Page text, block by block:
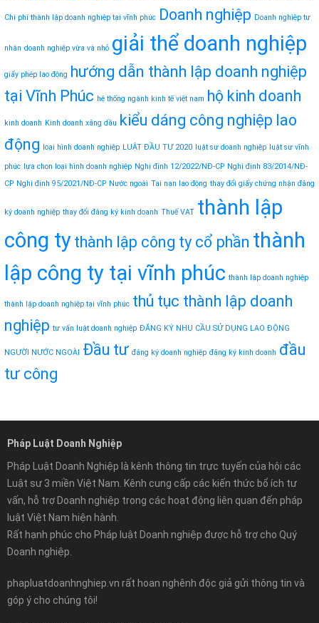
Chi phí thành lập doanh nghiệp tại vĩnh phúc Doanh nghiệp Doanh nghiệp tư
nhân doanh nghiệp vừa và nhỏ giải thể doanh nghiệp
giấy phép lao động hướng dẫn thành lập doanh nghiệp
tại Vĩnh Phúc hệ thống ngành kinh tế việt nam hộ kinh doanh
kinh doanh Kinh doanh xăng dầu kiểu dáng công nghiệp lao
động loại hình doanh nghiệp LUẬT ĐẦU TƯ 2020 luật sư doanh nghiệp luật sư vĩnh
phúc lựa chọn loại hình doanh nghiệp Nghị định 12/2022/NĐ-CP Nghị định 83/2014/NĐ-
CP Nghị định 95/2021/NĐ-CP Nước ngoài Tai nạn lao động thay đổi giấy chứng nhận đăng
ký doanh nghiệp thay đổi đăng ký kinh doanh Thuế VAT thành lập
công ty thành lập công ty cổ phần thành
lập công ty tại vĩnh phúc thành lập doanh nghiệp
thành lập doanh nghiệp tại vĩnh phúc thủ tục thành lập doanh
nghiệp tư vấn luật doanh nghiệp ĐĂNG KÝ NHU CẦU SỬ DỤNG LAO ĐỘNG
NGƯỜI NƯỚC NGOÀI Đầu tư đăng ký doanh nghiệp đăng ký kinh doanh đầu
tư công
Pháp Luật Doanh Nghiệp
Pháp Luật Doanh Nghiệp là kênh thông tin trực tuyến của hội các
Luật sư 3 miền Việt Nam. Kênh cung cấp các kiến thức bổ ích tư
vấn, hỗ trợ Doanh nghiệp trong các hoạt động liên quan đến pháp
luật Việt Nam hiện hành.
Rất hạnh phúc cho Pháp luật Doanh nghiệp được hỗ trợ cho Quý
Doanh nghiệp.
phapluatdoanhnghiep.vn rất hoan nghênh độc giả gửi thông tin và
góp ý cho chúng tôi!